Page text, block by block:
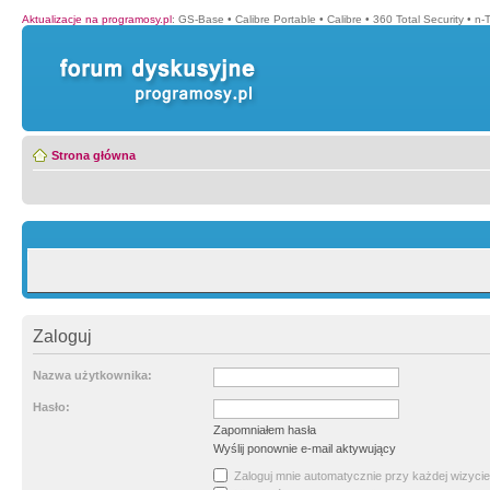
Aktualizacje na programosy.pl: GS-Base • Calibre Portable • Calibre • 360 Total Security • n-
Strona główna
Zaloguj
Nazwa użytkownika:
Hasło:
Zapomniałem hasła
Wyślij ponownie e-mail aktywujący
Zaloguj mnie automatycznie przy każdej wizycie